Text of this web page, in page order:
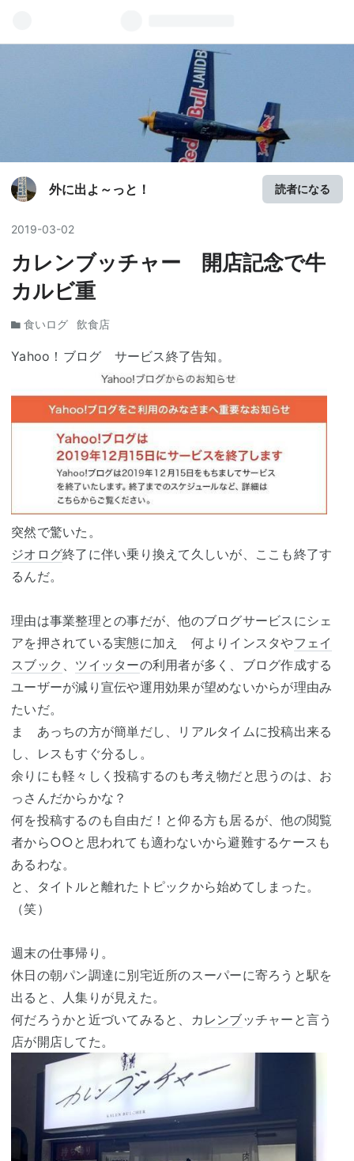
外に出よ～っと！ 読者になる
2019-03-02
カレンブッチャー 開店記念で牛
カルビ重
食いログ 飲食店
Yahoo！ブログ サービス終了告知。
突然で驚いた。
ジオログ終了に伴い乗り換えて久しいが、ここも終了す
るんだ。
理由は事業整理との事だが、他のブログサービスにシェ
アを押されている実態に加え 何よりインスタやフェイ
スブック 、 ツイッターの利用者が多く、ブログ作成する
ユーザーが減り宣伝や運用効果が望めないからが理由み
たいだ。
ま あっちの方が簡単だし、リアルタイムに投稿出来る
し、レスもすぐ分るし。
余りにも軽々しく投稿するのも考え物だと思うのは、お
っさんだからかな？
何を投稿するのも自由だ！と仰る方も居るが、他の閲覧
者から○○と思われても適わないから避難するケースも
あるわな。
と、タイトルと離れたトピックから始めてしまった。
（笑）
週末の仕事帰り。
休日の朝パン調達に別宅近所のスーパーに寄ろうと駅を
出ると、人集りが見えた。
何だろうかと近づいてみると、カ レンブッチャーと言う
店が開店してた。